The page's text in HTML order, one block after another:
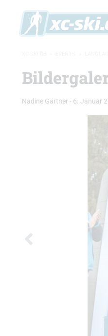
Nadine Gärtner - 6. Januar